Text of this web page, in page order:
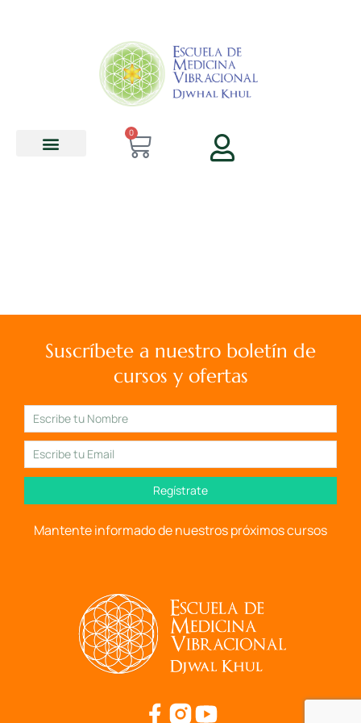
0
Suscríbete a nuestro boletín de
cursos y ofertas
Regístrate
Mantente informado de nuestros próximos cursos